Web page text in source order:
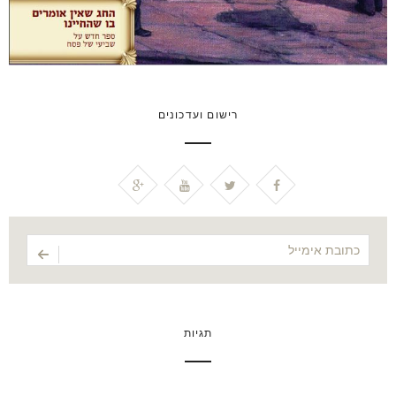
רישום ועדכונים
תגיות